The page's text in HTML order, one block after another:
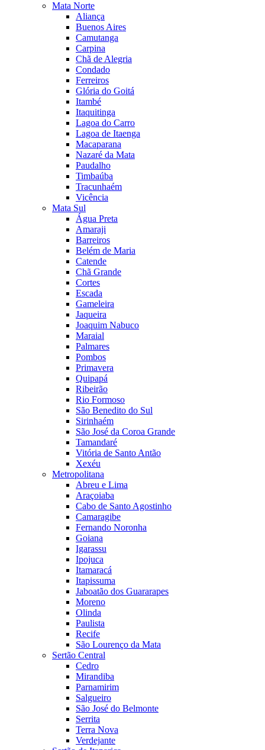
Mata Norte
Aliança
Buenos Aires
Camutanga
Carpina
Chã de Alegria
Condado
Ferreiros
Glória do Goitá
Itambé
Itaquitinga
Lagoa do Carro
Lagoa de Itaenga
Macaparana
Nazaré da Mata
Paudalho
Timbaúba
Tracunhaém
Vicência
Mata Sul
Água Preta
Amaraji
Barreiros
Belém de Maria
Catende
Chã Grande
Cortes
Escada
Gameleira
Jaqueira
Joaquim Nabuco
Maraial
Palmares
Pombos
Primavera
Quipapá
Ribeirão
Rio Formoso
São Benedito do Sul
Sirinhaém
São José da Coroa Grande
Tamandaré
Vitória de Santo Antão
Xexéu
Metropolitana
Abreu e Lima
Araçoiaba
Cabo de Santo Agostinho
Camaragibe
Fernando Noronha
Goiana
Igarassu
Ipojuca
Itamaracá
Itapissuma
Jaboatão dos Guararapes
Moreno
Olinda
Paulista
Recife
São Lourenço da Mata
Sertão Central
Cedro
Mirandiba
Parnamirim
Salgueiro
São José do Belmonte
Serrita
Terra Nova
Verdejante